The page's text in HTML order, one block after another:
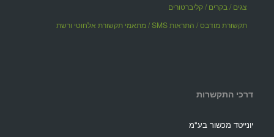
צגים / בקרים / קליברטורים
תקשורת מודבס / התראות SMS / מתאמי תקשורת אלחוטי ורשת
דרכי התקשרות
יונייטד מכשור בע"מ